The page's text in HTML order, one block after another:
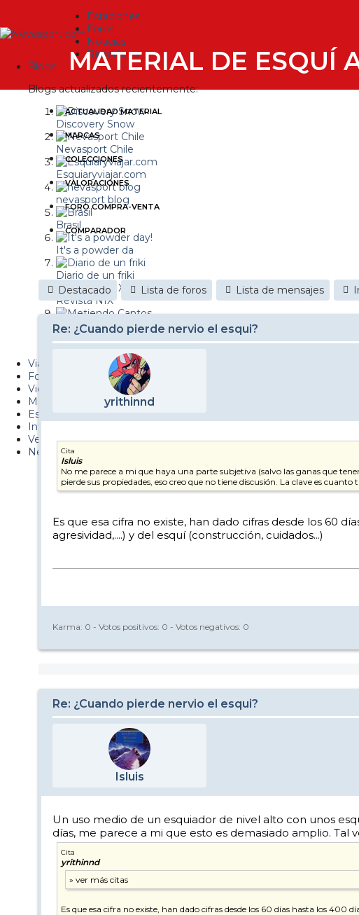
Estaciones
Foros
Noticias
Reportajes
Blogs
Blogs actualizados recientemente:
Discovery Snow
Nevasport Chile
Esquiaryviajar.com
nevasport blog
Brasil
It's a powder da
Diario de un friki
Revista NIX
Metiendo Cantos
PUCAF - Blog
Viajes
Fotos
Videos
Material
Esquí Pro
Infonieve
Verano
Nevalog
MATERIAL DE ESQUÍ
ACTUALIDAD MATERIAL
MARCAS
COLECCIONES
VALORACIONES
FORO COMPRA-VENTA
COMPARADOR
Destacado Lista de foros Lista de mensajes
Re: ¿Cuando pierde nervio el esqui?
yrithinnd
Cita
Isluis
No me parece a mi que haya una parte subjetiva (salvo las ganas que
pierde sus propiedades, eso creo que no tiene discusión. La clave es
Es que esa cifra no existe, han dado cifras desde los 60
agresividad,....) y del esquí (construcción, cuidados...)
Karma: 0 - Votos positivos: 0 - Votos negativos: 0
Re: ¿Cuando pierde nervio el esqui?
Isluis
Un uso medio de un esquiador de nivel alto con unos
días, me parece a mi que esto es demasiado amplio. Tal
Cita
yrithinnd
Es que esa cifra no existe, han dado cifras desde los 60 días hasta los 400